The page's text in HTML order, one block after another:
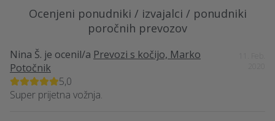
Ocenjeni ponudniki / izvajalci / ponudniki
poročnih prevozov
Nina Š. je ocenil/a Prevozi s kočijo, Marko
Potočnik
5,0
Super prijetna vožnja.